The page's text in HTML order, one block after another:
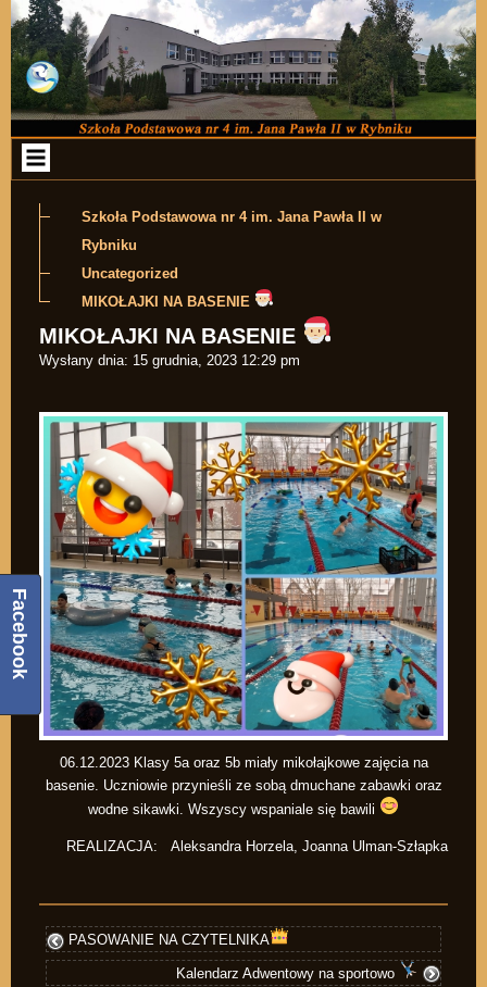
Przejdź do zawartości
Szkoła Podstawowa nr 4 im. Jana Pawła II w
Rybniku
Uncategorized
MIKOŁAJKI NA BASENIE
MIKOŁAJKI NA BASENIE
Wysłany dnia: 15 grudnia, 2023 12:29 pm
06.12.2023 Klasy 5a oraz 5b miały mikołajkowe zajęcia na
basenie. Uczniowie przynieśli ze sobą dmuchane zabawki oraz
wodne sikawki. Wszyscy wspaniale się bawili
REALIZACJA: Aleksandra Horzela, Joanna Ulman-Szłapka
PASOWANIE NA CZYTELNIKA
Kalendarz Adwentowy na sportowo
Facebook